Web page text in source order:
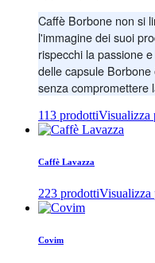
Caffè Borbone non si
l'immagine dei suoi
rispecchi la passione
delle capsule
senza compromettere
113 prodottiVisualizza
Caffè Lavazza
223 prodottiVisualizza
Covim